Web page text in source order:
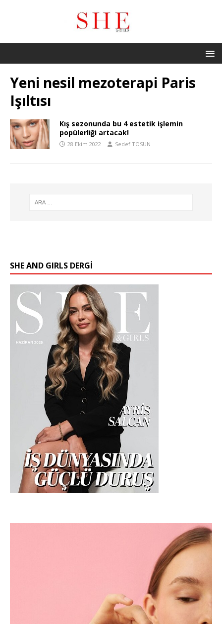
Yeni nesil mezoterapi Paris
Işıltısı
Kış sezonunda bu 4 estetik işlemin
popülerliği artacak!
28 Ekim 2022 Sedef TOSUN
SHE AND GIRLS DERGİ